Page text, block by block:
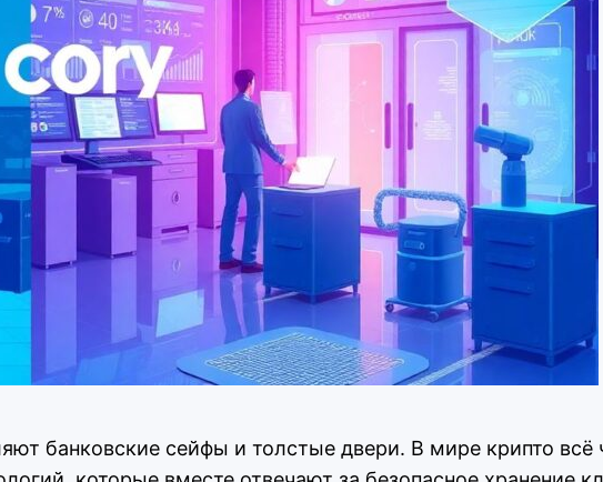
банковские сейфы и толстые двери. В мире крипто всё